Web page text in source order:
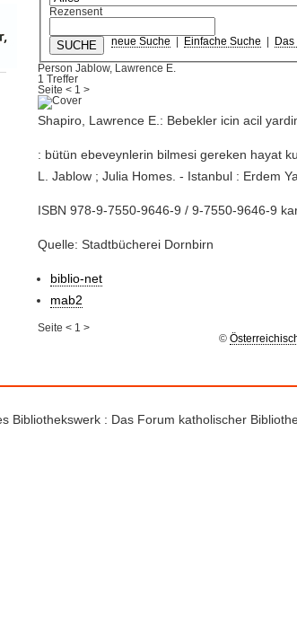
Rezensent
neue Suche Einfache Suche Das
Person Jablow, Lawrence E.
1 Treffer
Seite< 1 >
Shapiro, Lawrence E.: Bebekler icin acil
: bütün ebeveynlerin bilmesi gereken hayat
L. Jablow ; Julia Homes. - Istanbul : Erdem
ISBN 978-9-7550-9646-9 / 9-7550-9646-9
Quelle: Stadtbücherei Dornbirn
biblio-net
mab2
Seite< 1 >
©
: Das Forum katholischer